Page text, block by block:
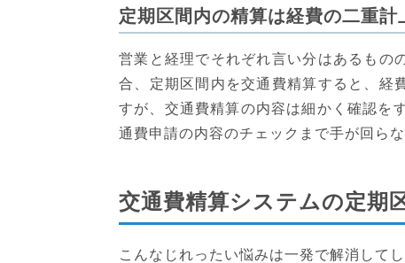
定期区間内の精算は経費の二重計
営業と経理でそれぞれ言い分はあるもの
合、定期区間内を交通費精算すると、経
すが、交通費精算の内容は細かく確認を
通費申請の内容のチェックまで手が回ら
交通費精算システムの定期
こんなじれったい悩みは一発で解消してし